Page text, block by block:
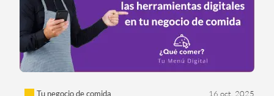
Tu negocio de comida 16 oct. 2025